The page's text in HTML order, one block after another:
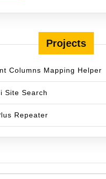
Projects
Columns Mapping Helper
Site Search
Repeater